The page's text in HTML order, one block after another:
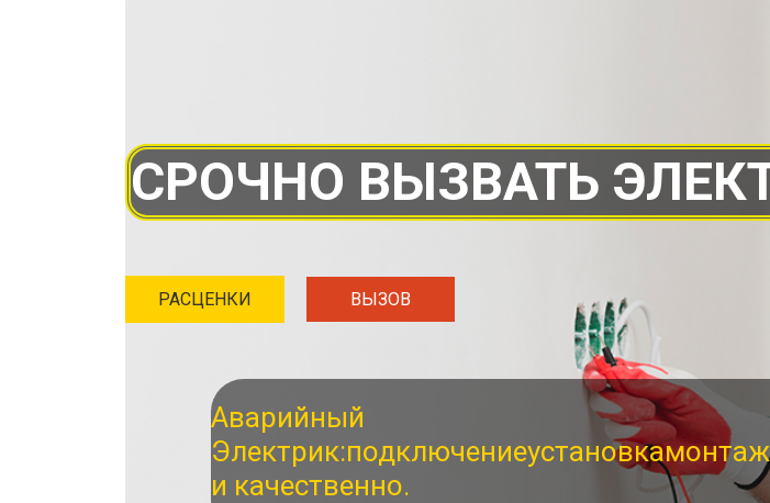
СРОЧНО ВЫЗВАТЬ
РАСЦЕНКИ ВЫЗОВ
Аварийный
Электрик:подключениеустановкамонтаж
и качественно.